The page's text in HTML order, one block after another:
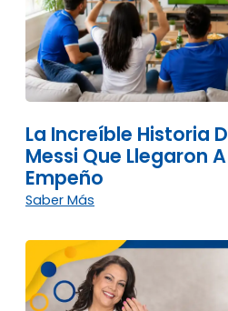
La Increíble Historia
Messi Que Llegaron
Empeño
Saber Más